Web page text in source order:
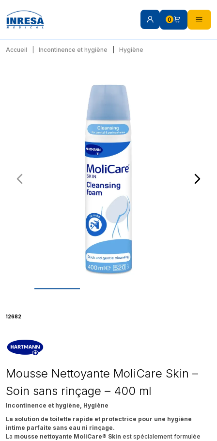
0
Accueil Incontinence et hygiène Hygiène
12682
Mousse Nettoyante MoliCare Skin –
Soin sans rinçage – 400 ml
Incontinence et hygiène, Hygiène
La solution de toilette rapide et protectrice pour une hygiène
intime parfaite sans eau ni rinçage.
La mousse nettoyante MoliCare® Skin est spécialement formulée